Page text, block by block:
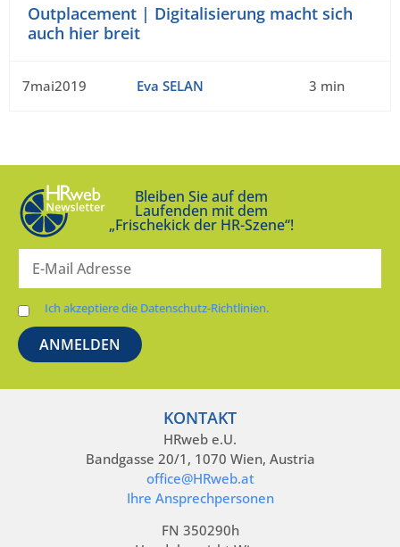
Outplacement | Digitalisierung macht sich
auch hier breit
7mai2019 Eva SELAN 3 min
Bleiben Sie auf dem
Laufenden mit dem
„Frischekick der HR-Szene“!
Ich akzeptiere die Datenschutz-Richtlinien.
KONTAKT
HRweb e.U.
Bandgasse 20/1, 1070 Wien, Austria
office@HRweb.at
Ihre Ansprechpersonen
FN 350290h